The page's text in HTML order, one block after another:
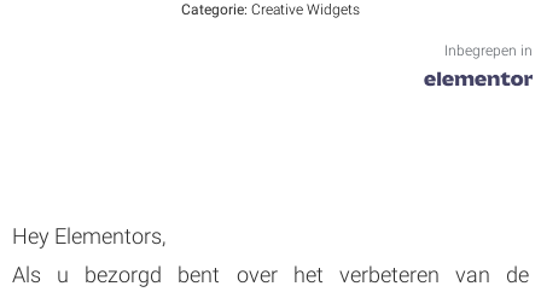
Hey Elementors,
Als u bezorgd bent over het verbeteren van de
Categorie: Creative Widgets
Inbegrepen in